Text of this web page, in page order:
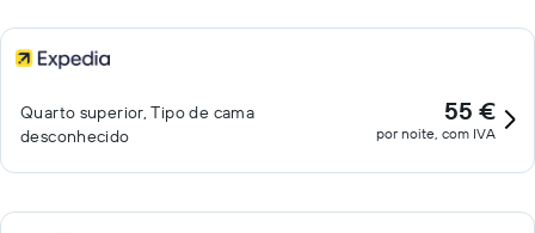
Quarto superior, Tipo de cama
desconhecido
55 €
por noite, com IVA